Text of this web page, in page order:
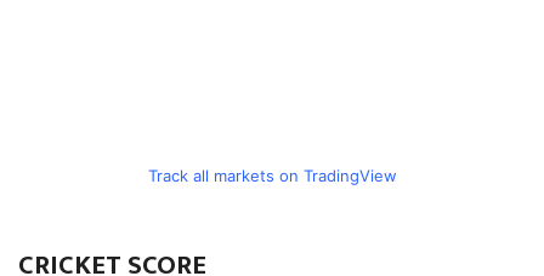
Track all markets on TradingView
CRICKET SCORE